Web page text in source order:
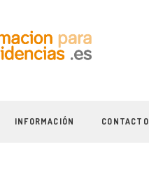
INFORMACIÓN CONTACTO